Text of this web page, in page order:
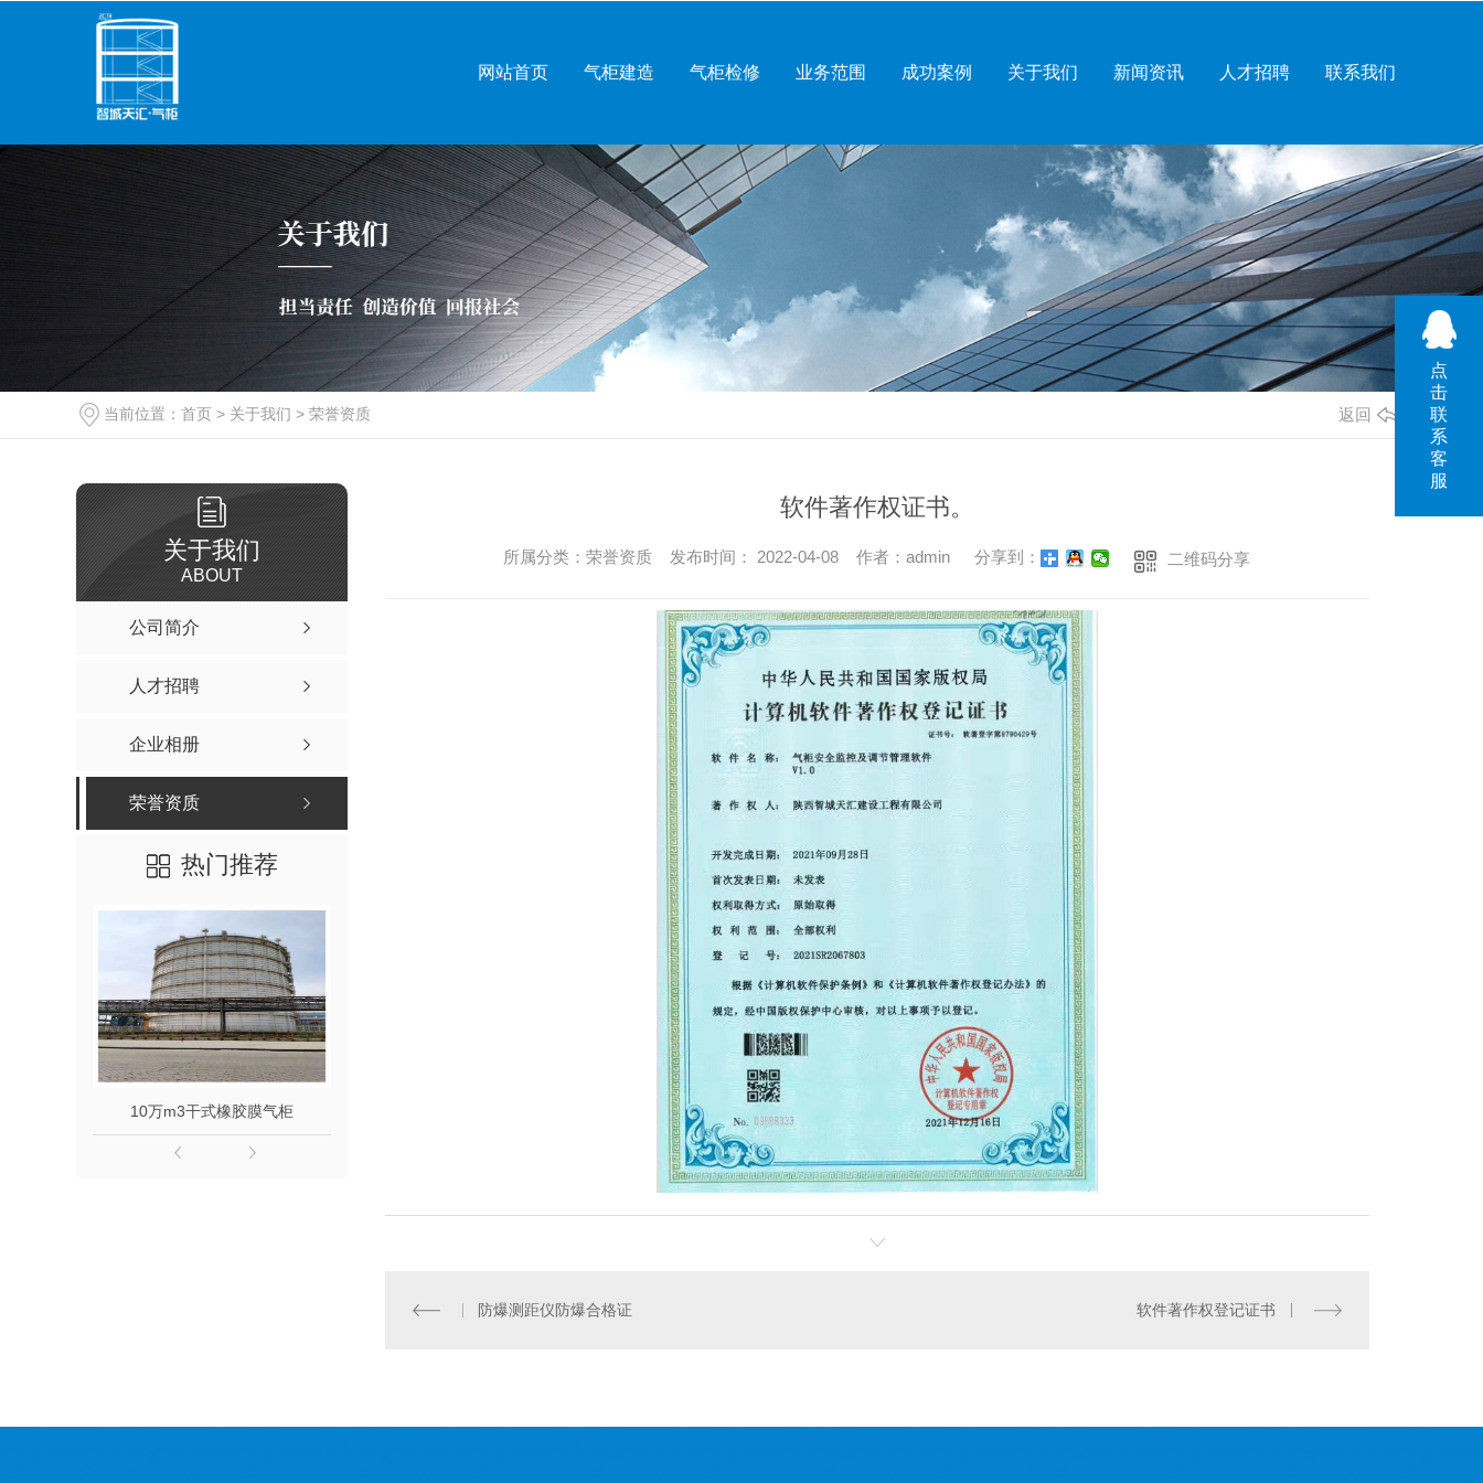
网站首页 气柜建造 气柜检修 业务范围 成功案例 关于我们 新闻资讯 人才招聘 联系我们
当前位置： 首页 > 关于我们 > 荣誉资质 返回
关于我们
ABOUT
公司简介
人才招聘
企业相册
荣誉资质
热门推荐
10万m3干式橡胶膜气柜 3万m3干式橡胶膜气柜 2万m3干式橡胶膜气柜
软件著作权证书。
所属分类：荣誉资质 发布时间： 2022-04-08 作者：admin 分享到： 二维码分享
防爆测距仪防爆合格证 软件著作权登记证书
点
击
联
系
客
服